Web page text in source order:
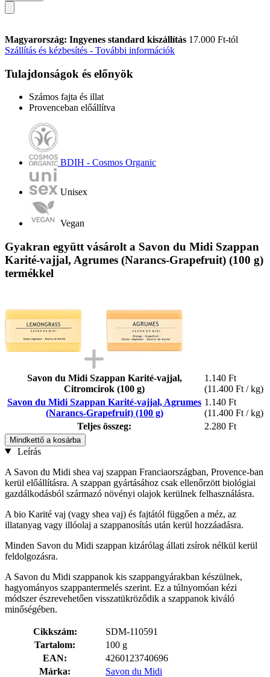
Magyarország: Ingyenes standard kiszállítás 17.000 Ft-tól
Szállítás és kézbesítés - További információk
Tulajdonságok és előnyök
Számos fajta és illat
Provenceban előállítva
BDIH - Cosmos Organic
Unisex
Vegan
Gyakran együtt vásárolt a Savon du Midi Szappan
Karité-vajjal, Agrumes (Narancs-Grapefruit) (100 g)
termékkel
Savon du Midi Szappan Karité-vajjal,
Citromcirok (100 g)
1.140 Ft
(11.400 Ft / kg)
Savon du Midi Szappan Karité-vajjal, Agrumes
(Narancs-Grapefruit) (100 g)
1.140 Ft
(11.400 Ft / kg)
Teljes összeg:
2.280 Ft
Mindkettő a kosárba
Leírás
A Savon du Midi shea vaj szappan Franciaországban, Provence-ban
kerül előállításra. A szappan gyártásához csak ellenőrzött biológiai
gazdálkodásból származó növényi olajok kerülnek felhasználásra.
A bio Karité vaj (vagy shea vaj) és fajtától függően a méz, az
illatanyag vagy illóolaj a szappanosítás után kerül hozzáadásra.
Minden Savon du Midi szappan kizárólag állati zsírok nélkül kerül
feldolgozásra.
A Savon du Midi szappanok kis szappangyárakban készülnek,
hagyományos szappantermelés szerint. Ez a túlnyomóan kézi
módszer észrevehetően visszatükröződik a szappanok kiváló
minőségében.
Cikkszám:
SDM-110591
Tartalom:
100 g
EAN:
4260123740696
Márka:
Savon du Midi